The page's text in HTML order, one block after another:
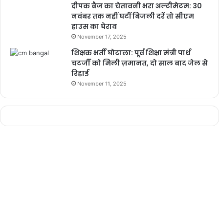
दीपक बैज का चेतावनी भरा अल्टीमेटम: 30
नवंबर तक नहीं घटीं बिजली दरें तो सीएम
हाउस का घेराव
November 17, 2025
शिक्षक भर्ती घोटाला: पूर्व शिक्षा मंत्री पार्थ
चटर्जी को मिली ज़मानत, दो साल बाद जेल से
रिहाई
November 11, 2025